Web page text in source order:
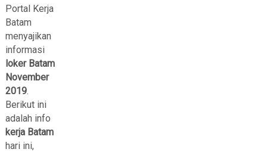
Portal Kerja
Batam
menyajikan
informasi
loker Batam
November
2019.
Berikut ini
adalah info
kerja Batam
hari ini,